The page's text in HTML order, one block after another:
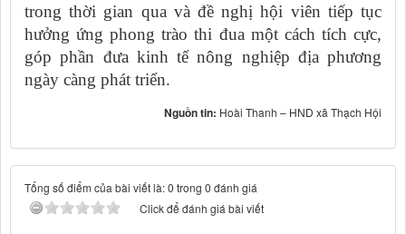
trong thời gian qua và đề nghị hội viên tiếp tục
hưởng ứng phong trào thi đua một cách tích cực,
góp phần đưa kinh tế nông nghiệp địa phương
ngày càng phát triển.
Nguồn tin: Hoài Thanh – HND xã Thạch Hội
Tổng số điểm của bài viết là: 0 trong 0 đánh giá
Click để đánh giá bài viết